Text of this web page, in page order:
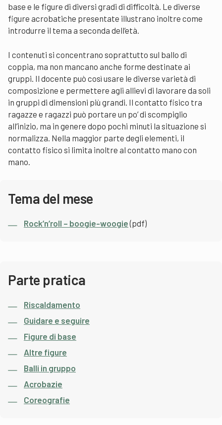
base e le figure di diversi gradi di difficoltà. Le diverse
figure acrobatiche presentate illustrano inoltre come
introdurre il tema a seconda dell’età.
I contenuti si concentrano soprattutto sul ballo di
coppia, ma non mancano anche forme destinate ai
gruppi. Il docente può così usare le diverse varietà di
composizione e permettere agli allievi di lavorare da soli
in gruppi di dimensioni più grandi. Il contatto fisico tra
ragazze e ragazzi può portare un po’ di scompiglio
all’inizio, ma in genere dopo pochi minuti la situazione si
normalizza. Nella maggior parte degli elementi, il
contatto fisico si limita inoltre al contatto mano con
mano.
Tema del mese
Rock’n’roll – boogie-woogie(pdf)
Parte pratica
Riscaldamento
Guidare e seguire
Figure di base
Altre figure
Balli in gruppo
Acrobazie
Coreografie